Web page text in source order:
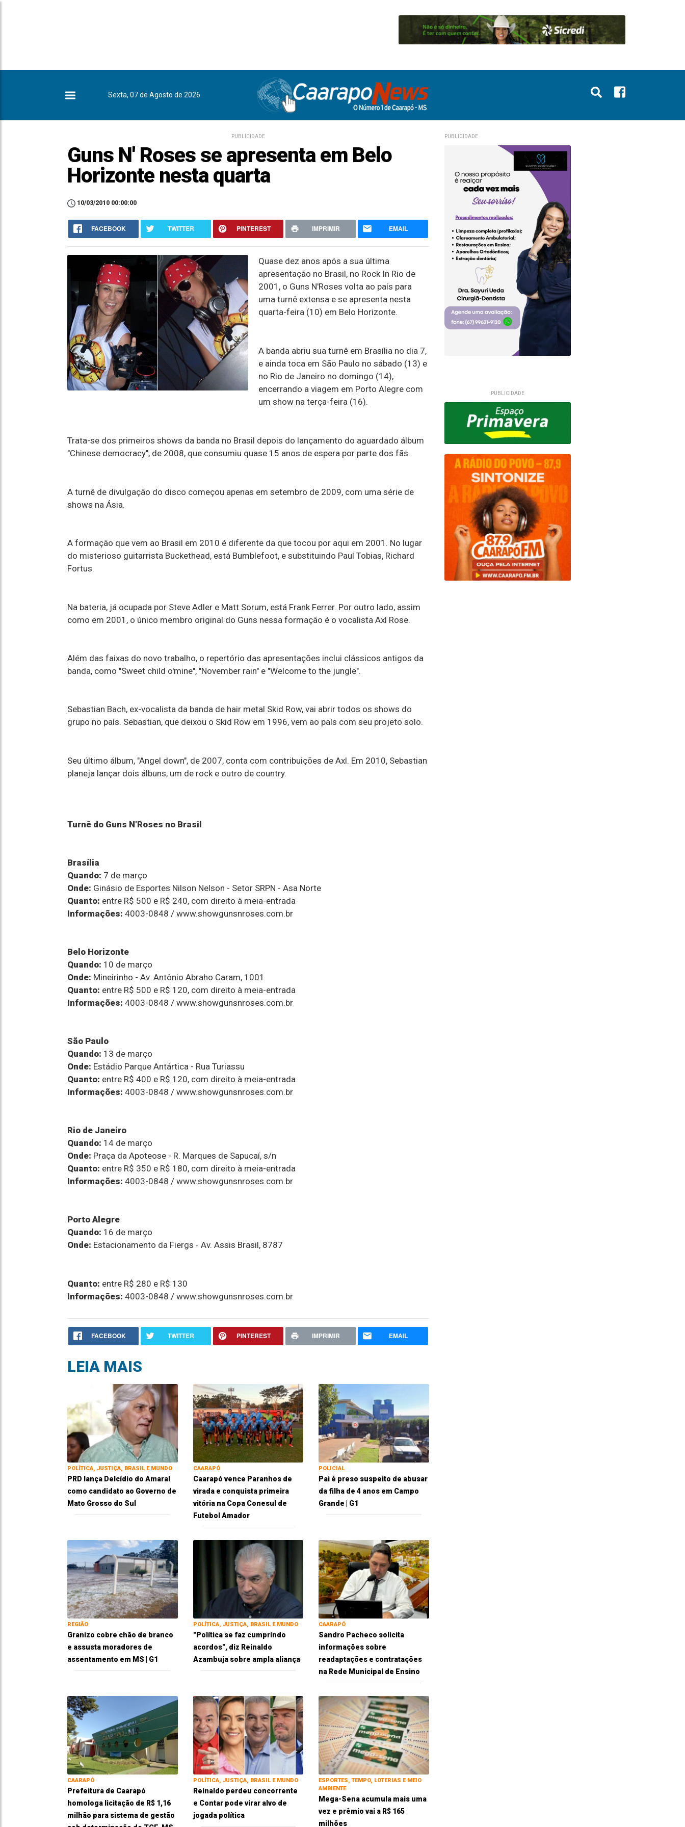
Sexta, 07 de Agosto de 2026
PUBLICIDADE
Guns N' Roses se apresenta em Belo
Horizonte nesta quarta
10/03/2010 00:00:00
FACEBOOK TWITTER PINTEREST IMPRIMIR EMAIL
Quase dez anos após a sua última
apresentação no Brasil, no Rock In Rio de
2001, o Guns N'Roses volta ao país para
uma turnê extensa e se apresenta nesta
quarta-feira (10) em Belo Horizonte.
A banda abriu sua turnê em Brasília no dia 7,
e ainda toca em São Paulo no sábado (13) e
no Rio de Janeiro no domingo (14),
encerrando a viagem em Porto Alegre com
um show na terça-feira (16).
Trata-se dos primeiros shows da banda no Brasil depois do lançamento do aguardado álbum
"Chinese democracy", de 2008, que consumiu quase 15 anos de espera por parte dos fãs.
A turnê de divulgação do disco começou apenas em setembro de 2009, com uma série de
shows na Ásia.
A formação que vem ao Brasil em 2010 é diferente da que tocou por aqui em 2001. No lugar
do misterioso guitarrista Buckethead, está Bumblefoot, e substituindo Paul Tobias, Richard
Fortus.
Na bateria, já ocupada por Steve Adler e Matt Sorum, está Frank Ferrer. Por outro lado, assim
como em 2001, o único membro original do Guns nessa formação é o vocalista Axl Rose.
Além das faixas do novo trabalho, o repertório das apresentações inclui clássicos antigos da
banda, como "Sweet child o'mine", "November rain" e "Welcome to the jungle".
Sebastian Bach, ex-vocalista da banda de hair metal Skid Row, vai abrir todos os shows do
grupo no país. Sebastian, que deixou o Skid Row em 1996, vem ao país com seu projeto solo.
Seu último álbum, "Angel down", de 2007, conta com contribuições de Axl. Em 2010, Sebastian
planeja lançar dois álbuns, um de rock e outro de country.
Turnê do Guns N'Roses no Brasil
Brasília
Quando: 7 de março
Onde: Ginásio de Esportes Nilson Nelson - Setor SRPN - Asa Norte
Quanto: entre R$ 500 e R$ 240, com direito à meia-entrada
Informações: 4003-0848 / www.showgunsnroses.com.br
Belo Horizonte
Quando: 10 de março
Onde: Mineirinho - Av. Antônio Abraho Caram, 1001
Quanto: entre R$ 500 e R$ 120, com direito à meia-entrada
Informações: 4003-0848 / www.showgunsnroses.com.br
São Paulo
Quando: 13 de março
Onde: Estádio Parque Antártica - Rua Turiassu
Quanto: entre R$ 400 e R$ 120, com direito à meia-entrada
Informações: 4003-0848 / www.showgunsnroses.com.br
Rio de Janeiro
Quando: 14 de março
Onde: Praça da Apoteose - R. Marques de Sapucaí, s/n
Quanto: entre R$ 350 e R$ 180, com direito à meia-entrada
Informações: 4003-0848 / www.showgunsnroses.com.br
Porto Alegre
Quando: 16 de março
Onde: Estacionamento da Fiergs - Av. Assis Brasil, 8787
Quanto: entre R$ 280 e R$ 130
Informações: 4003-0848 / www.showgunsnroses.com.br
FACEBOOK TWITTER PINTEREST IMPRIMIR EMAIL
LEIA MAIS
POLÍTICA, JUSTIÇA, BRASIL E MUNDO
PRD lança Delcídio do Amaral
como candidato ao Governo de
Mato Grosso do Sul
CAARAPÓ
Caarapó vence Paranhos de
virada e conquista primeira
vitória na Copa Conesul de
Futebol Amador
POLICIAL
Pai é preso suspeito de abusar
da filha de 4 anos em Campo
Grande | G1
REGIÃO
Granizo cobre chão de branco
e assusta moradores de
assentamento em MS | G1
POLÍTICA, JUSTIÇA, BRASIL E MUNDO
"Política se faz cumprindo
acordos", diz Reinaldo
Azambuja sobre ampla aliança
CAARAPÓ
Sandro Pacheco solicita
informações sobre
readaptações e contratações
na Rede Municipal de Ensino
CAARAPÓ
Prefeitura de Caarapó
homologa licitação de R$ 1,16
milhão para sistema de gestão
POLÍTICA, JUSTIÇA, BRASIL E MUNDO
Reinaldo perdeu concorrente
e Contar pode virar alvo de
jogada política
ESPORTES, TEMPO, LOTERIAS E MEIO
AMBIENTE
Mega-Sena acumula mais uma
vez e prêmio vai a R$ 165
milhões
PUBLICIDADE
PUBLICIDADE